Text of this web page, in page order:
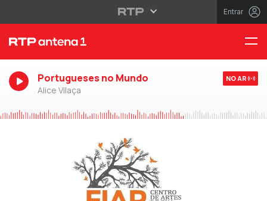
Entrar
Portugueses no Mundo
Alice Vilaça
NO AR